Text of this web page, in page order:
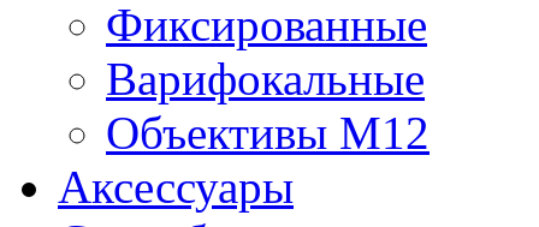
Фиксированные
Варифокальные
Объективы M12
Аксессуары